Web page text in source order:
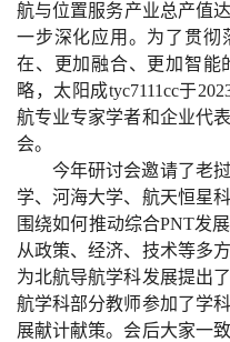
航与位置服务产业总产值达
一步深化应用。为了贯彻
在、更加融合、更加智能
略， 太阳成tyc7111cc于
航专业专家学者和企业代
会。
今年研讨会邀请了老
学、河海大学、航天恒星
围绕如何推动综合PNT发
从政策、经济、技术等多
为北航导航学科发展提出
航学科部分教师参加了学
展献计献策。会后大家一